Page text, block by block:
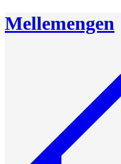
Mellemengen